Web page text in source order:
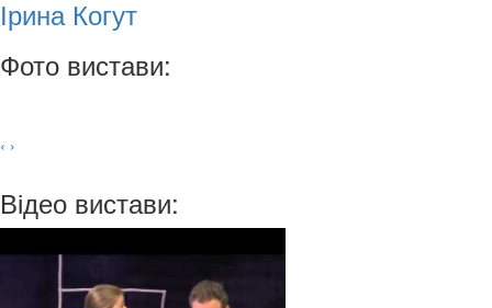
Ірина Когут
Фото вистави:
‹ ›
Відео вистави: